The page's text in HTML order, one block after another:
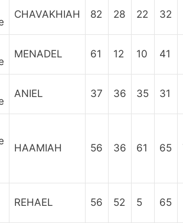
CHAVAKHIAH 82 28 22 32
MENADEL 61 12 10 41
ANIEL 37 36 35 31
HAAMIAH 56 36 61 65
REHAEL 56 52 5 65